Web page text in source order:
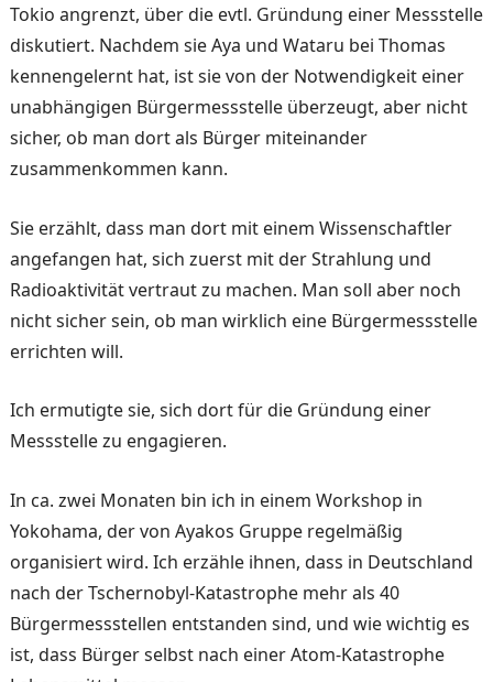
Tokio angrenzt, über die evtl. Gründung einer Messstelle
diskutiert. Nachdem sie Aya und Wataru bei Thomas
kennengelernt hat, ist sie von der Notwendigkeit einer
unabhängigen Bürgermessstelle überzeugt, aber nicht
sicher, ob man dort als Bürger miteinander
zusammenkommen kann.
Sie erzählt, dass man dort mit einem Wissenschaftler
angefangen hat, sich zuerst mit der Strahlung und
Radioaktivität vertraut zu machen. Man soll aber noch
nicht sicher sein, ob man wirklich eine Bürgermessstelle
errichten will.
Ich ermutigte sie, sich dort für die Gründung einer
Messstelle zu engagieren.
In ca. zwei Monaten bin ich in einem Workshop in
Yokohama, der von Ayakos Gruppe regelmäßig
organisiert wird. Ich erzähle ihnen, dass in Deutschland
nach der Tschernobyl-Katastrophe mehr als 40
Bürgermessstellen entstanden sind, und wie wichtig es
ist, dass Bürger selbst nach einer Atom-Katastrophe